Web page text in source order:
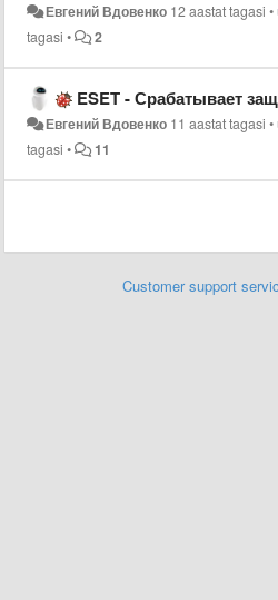
Евгений Вдовенко 12 aastat tagasi •
tagasi • 2
ESET - Срабатывает
Евгений Вдовенко 11 aastat tagasi •
tagasi • 11
Customer support